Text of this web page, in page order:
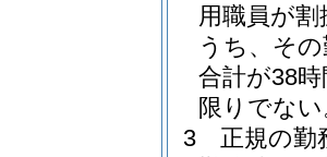
用職員が
うち、そ
合計が38
限りでな
3
正規の勤